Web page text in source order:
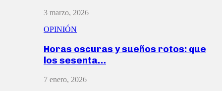
3 marzo, 2026
OPINIÓN
Horas oscuras y sueños rotos: que
los sesenta…
7 enero, 2026